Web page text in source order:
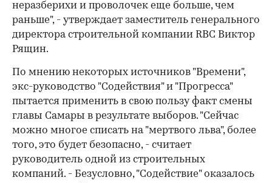
неразберихи и проволочек еще больше, чем
раньше", - утверждает заместитель генерального
директора строительной компании RBC Виктор
Рящин.
По мнению некоторых источников "Времени",
экс-руководство "Содействия" и "Прогресса"
пытается применить в свою пользу факт смены
главы Самары в результате выборов. "Сейчас
можно многое списать на "мертвого льва", более
того, это будет безопасно, - считает
руководитель одной из строительных
компаний. - Безусловно, "Содействие" оказалось